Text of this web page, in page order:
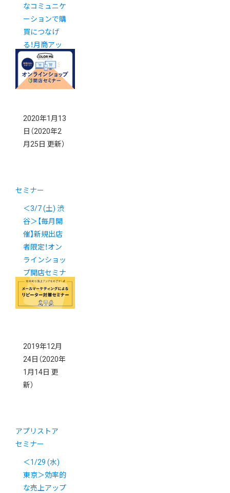
なコミュニケ
ーションで購
買につなげ
る！月商アッ
プのためのオ
ンライン接客
セミナー
2020年1月13
日 （2020年2
月25日 更新）
セミナー
＜3/7 (土) 渋
谷＞【毎月開
催】新規出店
者限定！オン
ラインショッ
プ開店セミナ
ー (東京・大
阪)
2019年12月
24日 （2020年
1月14日 更
新）
アプリストア
セミナー
＜1/29 (水)
東京＞効率的
な売上アップ